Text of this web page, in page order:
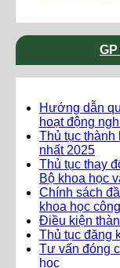
Hướng dẫn
hoạt động
Thủ tục
nhất 2025
Thủ tục thay
Bộ khoa học
Chính sách
khoa học
Điều kiện
Thủ tục đăng
Tư vấn đóng
học